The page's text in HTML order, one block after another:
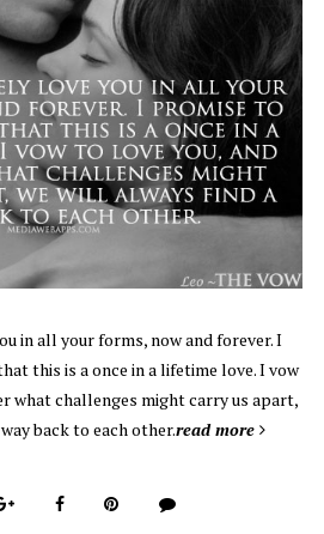
in all your forms, now and forever. I
this is a once in a lifetime love. I vow
what challenges might carry us apart,
back to each other.read more